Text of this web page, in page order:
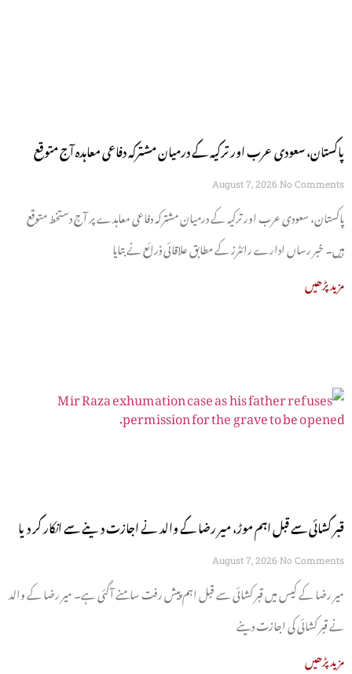
پاکستان، سعودی عرب اور ترکیہ کے درمیان مشترکہ دفاعی معاہدہ آج متوقع
August 7, 2026 No Comments
پاکستان، سعودی عرب اور ترکیہ کے درمیان مشترکہ دفاعی معاہدے پر آج دستخط متوقع
ہیں۔ خبر رساں ادارے رائٹرز کے مطابق علاقائی ذرائع نے بتایا
مزید پڑھیں
قبر کشائی سے قبل اہم موڑ، میر رضا کے والد نے اجازت دینے سے انکار کر دیا
August 7, 2026 No Comments
میر رضا کے کیس میں قبر کشائی سے قبل اہم پیش رفت سامنے آگئی ہے۔ میر رضا کے والد
نے قبر کشائی کی اجازت دینے
مزید پڑھیں